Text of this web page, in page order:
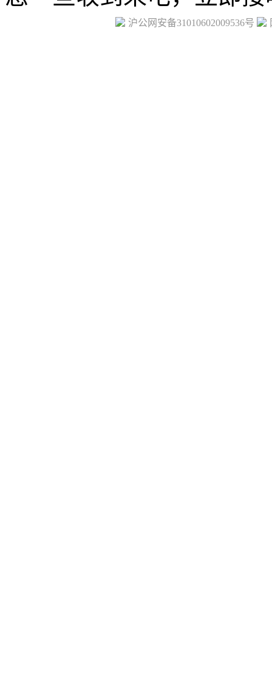
沪公网安备31010602009536号